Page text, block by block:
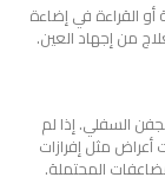
أو القراءة في إضاءة
من إجهاد العين.
السفلي. إذا لم
مثل إفرازات
المحتملة.